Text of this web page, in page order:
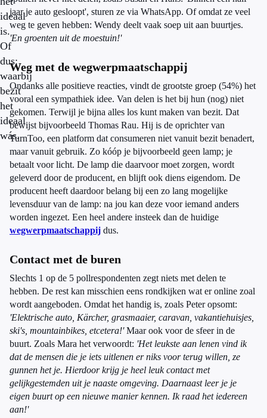
ideaal
is.
Of
dus:
waarbij
bezit
het
ideaal
wás.
jaar je auto gesloopt', sturen ze via WhatsApp. Of omdat ze veel
weg te geven hebben: Wendy deelt vaak soep uit aan buurtjes.
'En groenten uit de moestuin!'
Weg met de wegwerpmaatschappij
Ondanks alle positieve reacties, vindt de grootste groep (54%) het
vooral een sympathiek idee. Van delen is het bij hun (nog) niet
gekomen. Terwijl je bijna alles los kunt maken van bezit. Dat
bewijst bijvoorbeeld Thomas Rau. Hij is de oprichter van
TurnToo, een platform dat consumeren niet vanuit bezit benadert,
maar vanuit gebruik. Zo kóóp je bijvoorbeeld geen lamp; je
betaalt voor licht. De lamp die daarvoor moet zorgen, wordt
geleverd door de producent, en blijft ook diens eigendom. De
producent heeft daardoor belang bij een zo lang mogelijke
levensduur van de lamp: na jou kan deze voor iemand anders
worden ingezet. Een heel andere insteek dan de huidige
wegwerpmaatschappij dus.
Contact met de buren
Slechts 1 op de 5 pollrespondenten zegt niets met delen te
hebben. De rest kan misschien eens rondkijken wat er online zoal
wordt aangeboden. Omdat het handig is, zoals Peter opsomt:
'Elektrische auto, Kärcher, grasmaaier, caravan, vakantiehuisjes,
ski's, mountainbikes, etcetera!'Maar ook voor de sfeer in de
buurt. Zoals Mara het verwoordt: 'Het leukste aan lenen vind ik
dat de mensen die je iets uitlenen er niks voor terug willen, ze
gunnen het je. Hierdoor krijg je heel leuk contact met
gelijkgestemden uit je naaste omgeving. Daarnaast leer je je
eigen buurt op een nieuwe manier kennen. Ik raad het iedereen
aan!'